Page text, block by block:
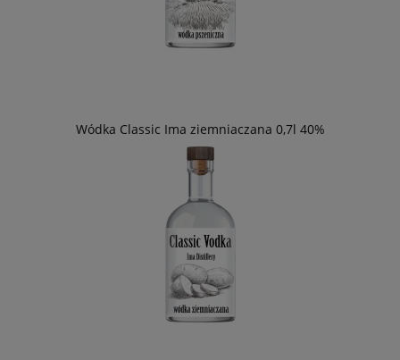
Wódka Classic Ima ziemniaczana 0,7l 40%